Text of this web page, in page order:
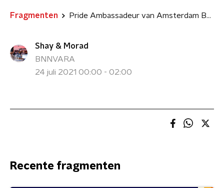
Fragmenten Pride Ambassadeur van Amsterdam Boris Dittrich: 'Verschillen zijn niet eng'
Shay & Morad
BNNVARA
24 juli 2021 00:00 - 02:00
Recente fragmenten